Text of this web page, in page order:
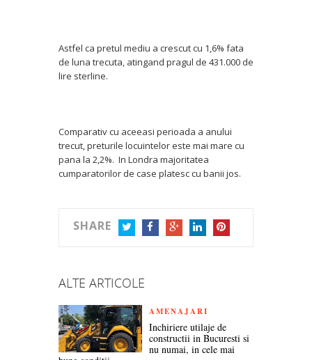
Astfel ca pretul mediu a crescut cu 1,6% fata
de luna trecuta, atingand pragul de 431.000 de
lire sterline.
Comparativ cu aceeasi perioada a anului
trecut, preturile locuintelor este mai mare cu
pana la 2,2%. In Londra majoritatea
cumparatorilor de case platesc cu banii jos.
SHARE
ALTE ARTICOLE
AMENAJARI
Inchiriere utilaje de
constructii in Bucuresti si
nu numai, in cele mai